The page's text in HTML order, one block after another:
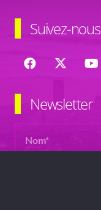
Suivez-nous
Newsletter